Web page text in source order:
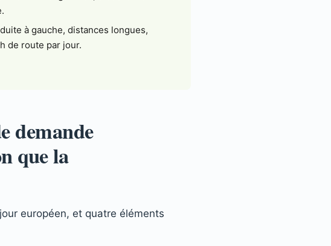
à gauche, distances longues,
de route par jour.
demande
que la
européen, et quatre éléments